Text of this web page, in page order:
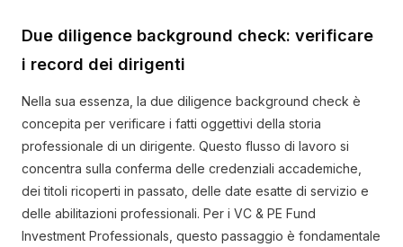
Due diligence background check: verificare
i record dei dirigenti
Nella sua essenza, la due diligence background check è
concepita per verificare i fatti oggettivi della storia
professionale di un dirigente. Questo flusso di lavoro si
concentra sulla conferma delle credenziali accademiche,
dei titoli ricoperti in passato, delle date esatte di servizio e
delle abilitazioni professionali. Per i VC & PE Fund
Investment Professionals, questo passaggio è fondamentale